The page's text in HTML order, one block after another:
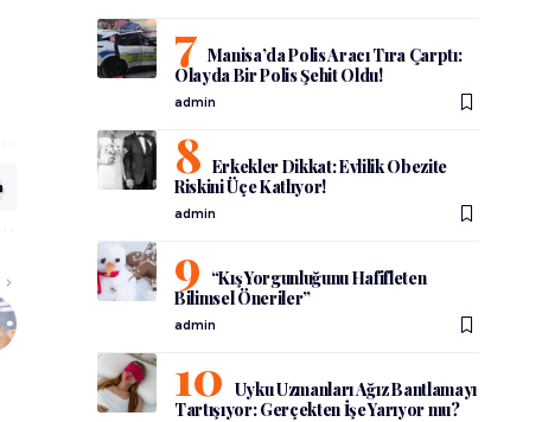
Manisa’da Polis Aracı Tıra Çarptı:
Olayda Bir Polis Şehit Oldu!
admin
Erkekler Dikkat: Evlilik Obezite
Riskini Üçe Katlıyor!
admin
“Kış Yorgunluğunu Hafifleten
Bilimsel Öneriler”
admin
Uyku Uzmanları Ağız Bantlamayı
Tartışıyor: Gerçekten İşe Yarıyor mu?